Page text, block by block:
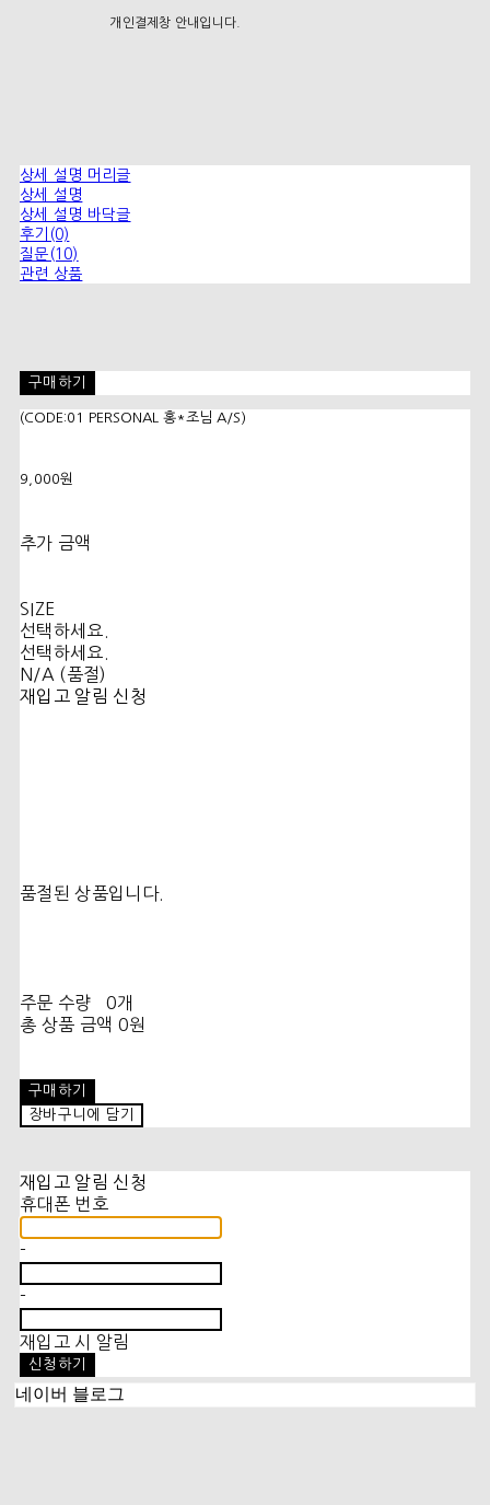
개인결제창 안내입니다.
상세 설명 머리글
상세 설명
상세 설명 바닥글
후기(0)
질문(10)
관련 상품
구매하기
(CODE:01 PERSONAL 홍*조님 A/S)
9,000원
추가 금액
SIZE
선택하세요.
선택하세요.
N/A (품절)
재입고 알림 신청
품절된 상품입니다.
주문 수량
0개
총 상품 금액 0원
구매하기
장바구니에 담기
재입고 알림 신청
휴대폰 번호
-
-
재입고 시 알림
신청하기
네이버 블로그